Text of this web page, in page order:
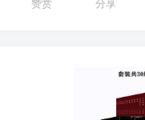
赞赏 分享